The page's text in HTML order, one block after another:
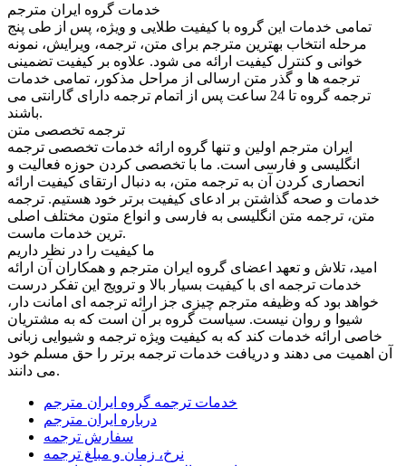
خدمات گروه ایران مترجم
تمامی خدمات این گروه با کیفیت طلایی و ویژه، پس از طی پنج
مرحله انتخاب بهترین مترجم برای متن، ترجمه، ویرایش، نمونه
خوانی و کنترل کیفیت ارائه می شود. علاوه بر کیفیت تضمینی
ترجمه ها و گذر متن ارسالی از مراحل مذکور، تمامی خدمات
ترجمه گروه تا 24 ساعت پس از اتمام ترجمه دارای گارانتی می
باشند.
ترجمه تخصصی متن
ایران مترجم اولین و تنها گروه ارائه خدمات تخصصی ترجمه
انگلیسی و فارسی است. ما با تخصصی کردن حوزه فعالیت و
انحصاری کردن آن به ترجمه متن، به دنبال ارتقای کیفیت ارائه
خدمات و صحه گذاشتن بر ادعای کیفیت برتر خود هستیم. ترجمه
متن، ترجمه متن انگلیسی به فارسی و انواع متون مختلف اصلی
ترین خدمات ماست.
ما کیفیت را در نظر داریم
امید، تلاش و تعهد اعضای گروه ایران مترجم و همکاران آن ارائه
خدمات ترجمه ای با کیفیت بسیار بالا و ترویج این تفکر درست
خواهد بود که وظیفه مترجم چیزی جز ارائه ترجمه ای امانت دار،
شیوا و روان نیست. سیاست گروه بر آن است که به مشتریان
خاصی ارائه خدمات کند که به کیفیت ویژه ترجمه و شیوایی زبانی
آن اهمیت می دهند و دریافت خدمات ترجمه برتر را حق مسلم خود
می دانند.
خدمات ترجمه گروه ایران مترجم
درباره ایران مترجم
سفارش ترجمه
نرخ، زمان و مبلغ ترجمه